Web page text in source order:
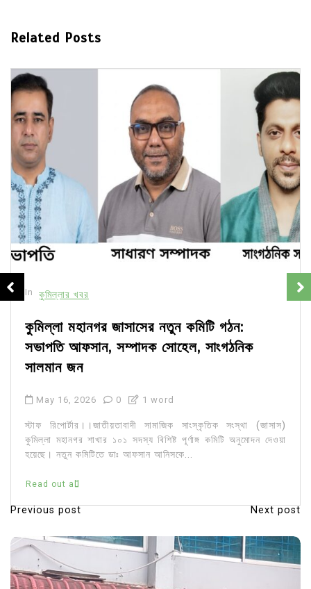
Related Posts
In কুমিল্লার খবর
কুমিল্লা মহানগর জাসাসের নতুন কমিটি গঠন:
সভাপতি আফসান, সম্পাদক সোহেল, সাংগঠনিক
সালমান জন
May 16, 2026 0 1 word
স্টাফ রিপোর্টার।।জাতীয়তাবাদী সামাজিক সাংস্কৃতিক সংস্থা (জাসাস)
কুমিল্লা মহানগর শাখার ১০১ সদস্য বিশিষ্ট পূর্ণাঙ্গ কমিটি অনুমোদন দেওয়া
হয়েছে। নতুন কমিটিতে ডাঃ আফসান আনিসকে...
Read out all
P
o
t
Previous post Next post